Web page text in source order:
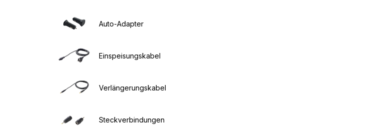
Auto-Adapter
Einspeisungskabel
Verlängerungskabel
Steckverbindungen